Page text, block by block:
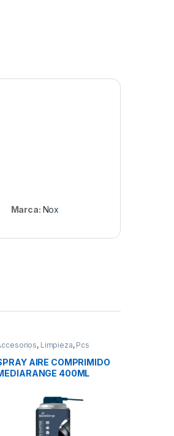
Marca: Nox
, Limpieza, Pcs
Integración
AIRE COMPRIMIDO
400ML